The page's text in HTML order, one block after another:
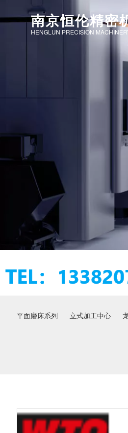
南京恒伦精密
HENGLUN PRECISION
平面磨床系列 立式加工中心